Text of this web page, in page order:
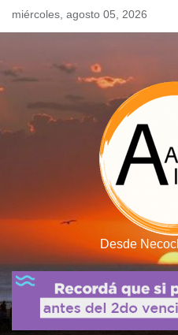
Skipmiércoles, agosto 05, 2026
Desde